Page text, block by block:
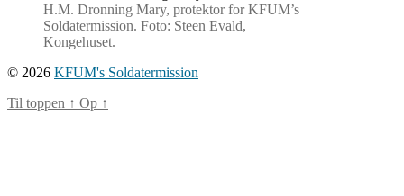
H.M. Dronning Mary, protektor for KFUM’s
Soldatermission. Foto: Steen Evald,
Kongehuset.
© 2026 KFUM's Soldatermission
Til toppen ↑ Op ↑